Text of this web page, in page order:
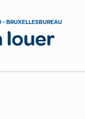
BRUXELLESBUREAU
louer